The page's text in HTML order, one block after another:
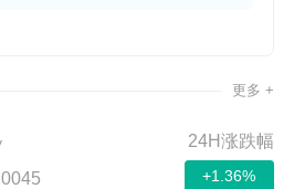
更多 +
24H涨跌幅
+1.36%